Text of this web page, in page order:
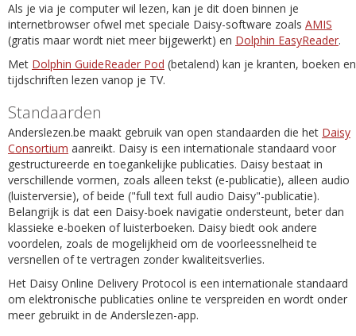
Als je via je computer wil lezen, kan je dit doen binnen je
internetbrowser ofwel met speciale Daisy-software zoals AMIS
(gratis maar wordt niet meer bijgewerkt) en Dolphin EasyReader.
Met Dolphin GuideReader Pod (betalend) kan je kranten, boeken en
tijdschriften lezen vanop je TV.
Standaarden
Anderslezen.be maakt gebruik van open standaarden die het Daisy
Consortium aanreikt. Daisy is een internationale standaard voor
gestructureerde en toegankelijke publicaties. Daisy bestaat in
verschillende vormen, zoals alleen tekst (e-publicatie), alleen audio
(luisterversie), of beide ("full text full audio Daisy"-publicatie).
Belangrijk is dat een Daisy-boek navigatie ondersteunt, beter dan
klassieke e-boeken of luisterboeken. Daisy biedt ook andere
voordelen, zoals de mogelijkheid om de voorleessnelheid te
versnellen of te vertragen zonder kwaliteitsverlies.
Het Daisy Online Delivery Protocol is een internationale standaard
om elektronische publicaties online te verspreiden en wordt onder
meer gebruikt in de Anderslezen-app.